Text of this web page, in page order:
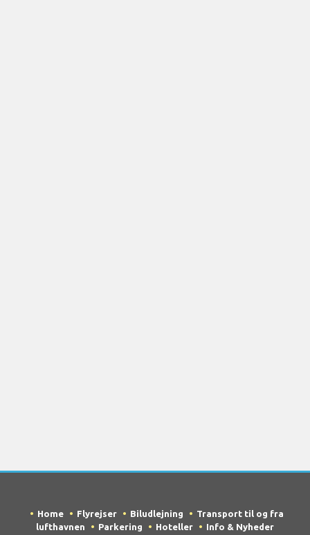
Home Flyrejser Biludlejning
Transport til og fra
lufthavnen
Parkering Hoteller
Info & Nyheder